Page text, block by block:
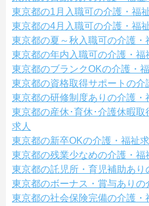
東京都の1月入職可の介護・福
東京都の4月入職可の介護・福
東京都の夏～秋入職可の介護・
東京都の年内入職可の介護・福
東京都のブランクOKの介護・
東京都の資格取得サポートの介
東京都の研修制度ありの介護・
東京都の産休･育休･介護休暇
求人
東京都の新卒OKの介護・福祉
東京都の残業少なめの介護・福
東京都の託児所・育児補助あり
東京都のボーナス・賞与ありの
東京都の社会保険完備の介護・